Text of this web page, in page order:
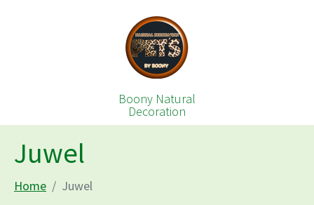
Boony Natural
Decoration
Juwel
Home Juwel